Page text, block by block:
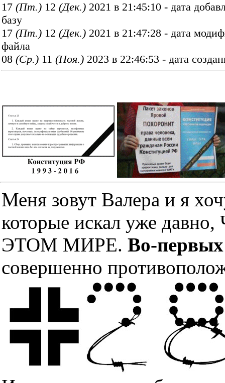
17 (Пт.) 12 (Дек.) 2021 в 21:45:10 - дата
базу
17 (Пт.) 12 (Дек.) 2021 в 21:47:28 - дата
файла
08 (Ср.) 11 (Ноя.) 2023 в 22:46:53 - дата
Меня зовут Валера и я
которые искал уже
ЭТОМ МИРЕ. Во-первых
совершенно